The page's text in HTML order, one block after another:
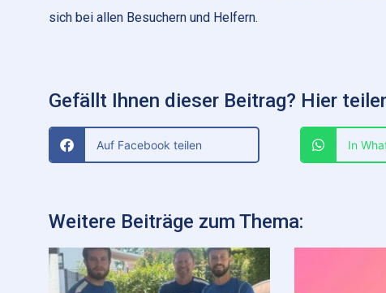
sich bei allen Besuchern und Helfern.
Gefällt Ihnen dieser Beitrag? Hier
Auf Facebook teilen In
Weitere Beiträge zum Thema: